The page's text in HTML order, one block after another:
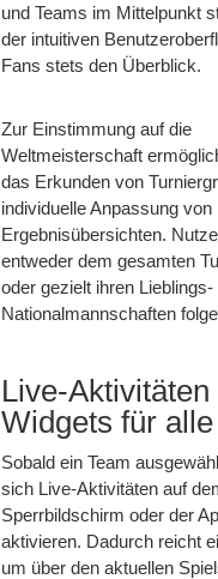
und Teams im Mittelpunkt
der intuitiven
Fans stets den Überblick.
Zur Einstimmung auf die
Weltmeisterschaft
das Erkunden von
individuelle Anpassung von
Ergebnisübersichten.
entweder dem gesamten
oder gezielt ihren Lieblings-
Nationalmannschaften
Live-Aktivitäten
Widgets für
Sobald ein Team
sich Live-Aktivitäten auf
Sperrbildschirm oder der
aktivieren. Dadurch reicht
um über den aktuellen